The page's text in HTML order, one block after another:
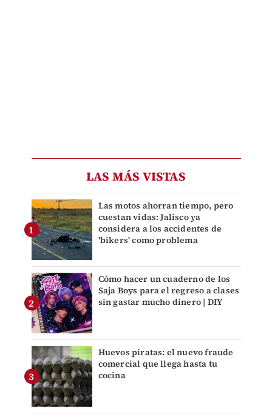
LAS MÁS VISTAS
Las motos ahorran tiempo, pero
cuestan vidas: Jalisco ya
considera a los accidentes de
'bikers' como problema
Cómo hacer un cuaderno de los
Saja Boys para el regreso a clases
sin gastar mucho dinero | DIY
Huevos piratas: el nuevo fraude
comercial que llega hasta tu
cocina